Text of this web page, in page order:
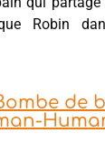
Robin
de